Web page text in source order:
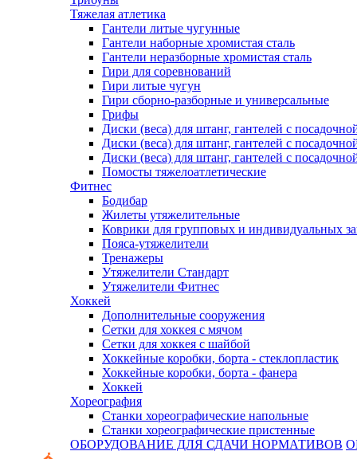
Тяжелая атлетика
Гантели литые чугунные
Гантели наборные хромистая сталь
Гантели неразборные хромистая сталь
Гири для соревнований
Гири литые чугун
Гири сборно-разборные и универсальные
Грифы
Диски (веса) для штанг, гантелей с
Диски (веса) для штанг, гантелей с
Диски (веса) для штанг, гантелей с
Помосты тяжелоатлетические
Фитнес
Бодибар
Жилеты утяжелительные
Коврики для групповых и индивидуальных
Пояса-утяжелители
Тренажеры
Утяжелители Стандарт
Утяжелители Фитнес
Хоккей
Дополнительные сооружения
Сетки для хоккея с мячом
Сетки для хоккея с шайбой
Хоккейные коробки, борта - стеклопластик
Хоккейные коробки, борта - фанера
Хоккей
Хореография
Станки хореографические напольные
Станки хореографические пристенные
ОБОРУДОВАНИЕ ДЛЯ СДАЧИ НОРМАТИВОВ